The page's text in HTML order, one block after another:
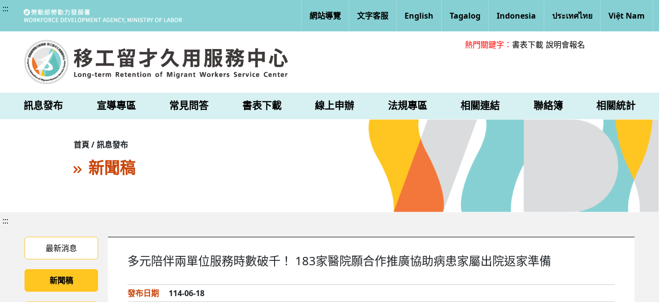
:::
網站導覽 文字客服 English Tagalog Indonesia ประเทศไทย Việt Nam
熱門關鍵字： 書表下載 說明會報名
訊息發布 宣導專區 常見問答 書表下載 線上申辦 法規專區 相關連結 聯絡簿 相關統計
首頁 / 訊息發布
新聞稿
:::
最新消息
新聞稿
多元陪伴兩單位服務時數破千！ 183家醫院願合作推廣協助病患家屬出院返家準備
發布日期 114-06-18